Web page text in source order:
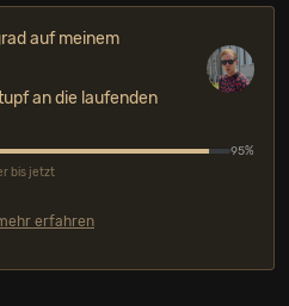
auf meinem
an die laufenden
95%
bis jetzt
erfahren